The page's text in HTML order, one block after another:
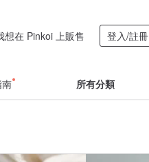
想在 Pinkoi 上販售 登入/註冊
所有分類